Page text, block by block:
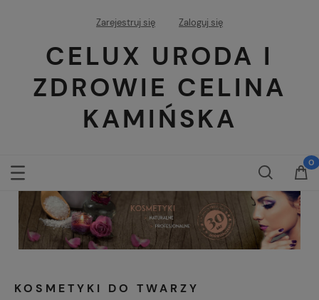
Zarejestruj się Zaloguj się
CELUX URODA I
ZDROWIE CELINA
KAMIŃSKA
KOSMETYKI DO TWARZY